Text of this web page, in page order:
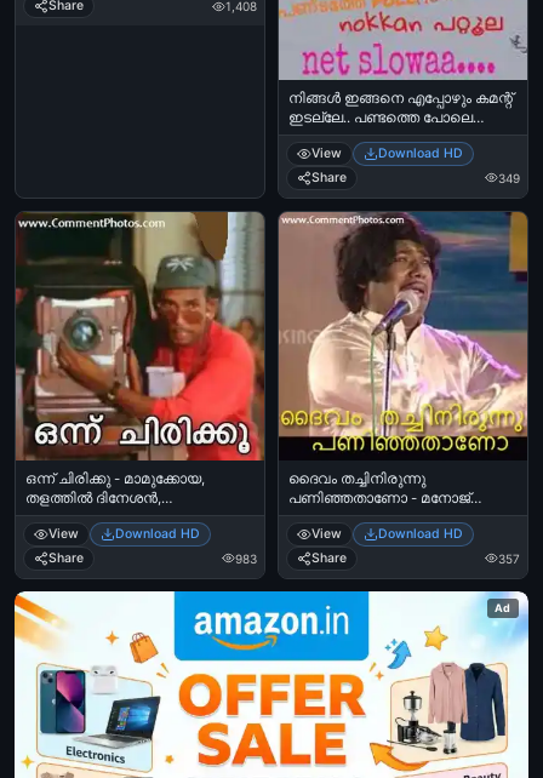
Share 1,408
നിങ്ങള്‍ ഇങ്ങനെ എപ്പോഴും കമന്റ്
ഇടല്ലേ.. പണ്ടത്തെ പോലെ
നോട്ടിഫിക്കേഷന്‍ നോക്കാന്‍
പറ്റൂല. നെറ്റ് സ്ലോ ആണ് - Ningal
ingane eppozhum ingane
comment idalle. Pandathe Pole
notification nokkaan pattoola. Net
slowa - Kalyanaraman
View
Download HD
Share
349
ഒന്ന് ചിരിക്കു - മാമുക്കോയ,
തളത്തില്‍ ദിനേശന്‍,
ശ്രീനിവാസന്‍ - Onnu Chirikku -
Thalathil Dineshan, Mamukkoya,
Sreenivasan,
Vadakkunokkiyanthram
View
Download HD
Share
983
ദൈവം തച്ചിനിരുന്നു
പണിഞ്ഞതാണോ - മനോജ്‌
ഗിന്നസ് - Dhaivam Thachinirunnu
Paninjathano
View
Download HD
Share
357
Ad